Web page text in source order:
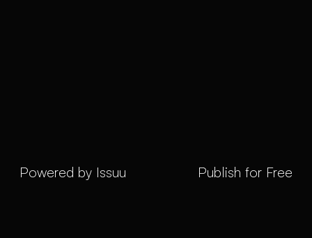
Powered by Issuu Publish for Free